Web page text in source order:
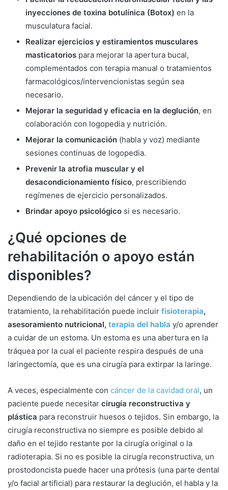
inyecciones de toxina botulínica (Botox) en la
musculatura facial.
Realizar ejercicios y estiramientos musculares
masticatorios para mejorar la apertura bucal,
complementados con terapia manual o tratamientos
farmacológicos/intervencionistas según sea
necesario.
Mejorar la seguridad y eficacia en la deglución, en
colaboración con logopedia y nutrición.
Mejorar la comunicación (habla y voz) mediante
sesiones continuas de logopedia.
Prevenir la atrofia muscular y el
desacondicionamiento físico, prescribiendo
regímenes de ejercicio personalizados.
Brindar apoyo psicológico si es necesario.
¿Qué opciones de
rehabilitación o apoyo están
disponibles?
Dependiendo de la ubicación del cáncer y el tipo de
tratamiento, la rehabilitación puede incluir fisioterapia,
asesoramiento nutricional, terapia del habla y/o aprender
a cuidar de un estoma. Un estoma es una abertura en la
tráquea por la cual el paciente respira después de una
laringectomía, que es una cirugía para extirpar la laringe.
A veces, especialmente con cáncer de la cavidad oral, un
paciente puede necesitar cirugía reconstructiva y
plástica para reconstruir huesos o tejidos. Sin embargo, la
cirugía reconstructiva no siempre es posible debido al
daño en el tejido restante por la cirugía original o la
radioterapia. Si no es posible la cirugía reconstructiva, un
prostodoncista puede hacer una prótesis (una parte dental
y/o facial artificial) para restaurar la deglución, el habla y la